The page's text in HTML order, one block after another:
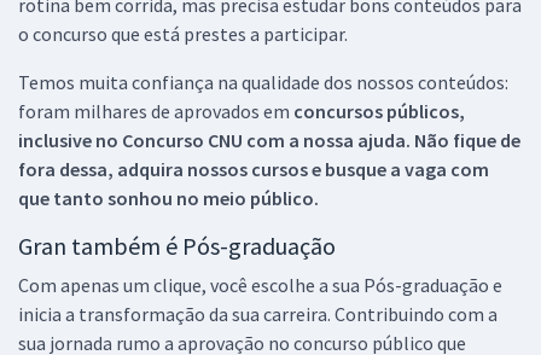
o concurso que está prestes a participar.
Temos muita confiança na qualidade dos nossos conteúdos:
foram milhares de aprovados em concursos públicos,
inclusive no Concurso CNU com a nossa ajuda. Não fique de
fora dessa, adquira nossos cursos e busque a vaga com
que tanto sonhou no meio público.
Gran também é Pós-graduação
Com apenas um clique, você escolhe a sua Pós-graduação e
inicia a transformação da sua carreira. Contribuindo com a
sua jornada rumo a aprovação no concurso público que